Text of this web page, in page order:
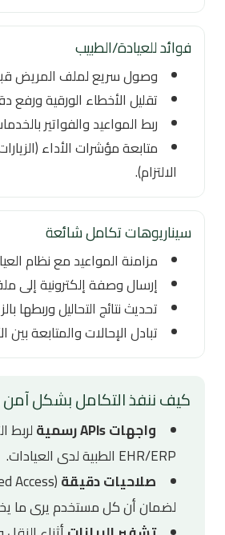
فوائد للعيادة/الطبيب
وصول سريع لملف المريض
تقليل الأخطاء الورقية ورفع
ربط المواعيد والفواتير
متابعة مؤشرات الأداء
الالتزام).
سيناريوهات تكامل شائعة
مزامنة المواعيد مع نظام
إرسال وصفة إلكترونية إلى
تحديث نتائج التحاليل وربطها
تبادل الإحالات والمتابعة بين
كيف ننفذ التكامل بشكل آمن
واجهات APIs رسمية
لربط
EHR/ERP الطبية لدى العيادات.
صلاحيات دقيقة
لضمان أن كل مستخدم يرى ما